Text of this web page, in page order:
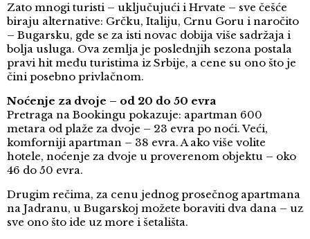
Zato mnogi turisti – uključujući i Hrvate – sve češće
biraju alternative: Grčku, Italiju, Crnu Goru i naročito
– Bugarsku, gde se za isti novac dobija više sadržaja i
bolja usluga. Ova zemlja je poslednjih sezona postala
pravi hit među turistima iz Srbije, a cene su ono što je
čini posebno privlačnom.
Noćenje za dvoje – od 20 do 50 evra
Pretraga na Bookingu pokazuje: apartman 600
metara od plaže za dvoje – 23 evra po noći. Veći,
komforniji apartman – 38 evra. A ako više volite
hotele, noćenje za dvoje u proverenom objektu – oko
46 do 50 evra.
Drugim rečima, za cenu jednog prosečnog apartmana
na Jadranu, u Bugarskoj možete boraviti dva dana – uz
sve ono što ide uz more i šetališta.